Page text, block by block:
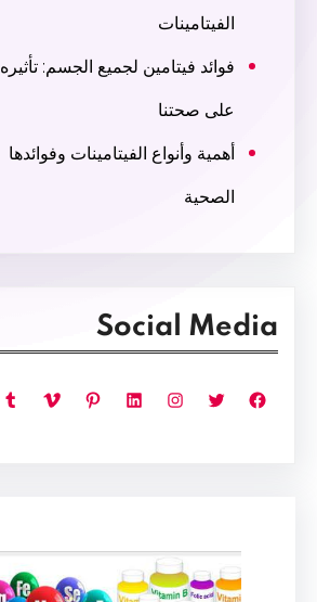
الفيتامينات
فوائد فيتامين لجميع الجسم: تأثيره
على صحتنا
أهمية وأنواع الفيتامينات وفوائدها
الصحية
Social Media
فيسبوك تويتر إنستجرام لينكد إن بينتريست فيميو تمبلر